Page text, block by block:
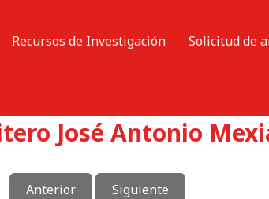
Recursos de Investigación Solicitud de
José Antonio
Anterior Siguiente